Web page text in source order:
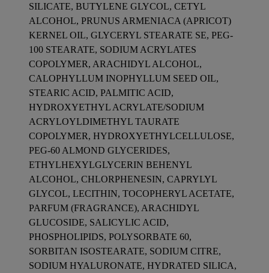
SILICATE, BUTYLENE GLYCOL, CETYL
ALCOHOL, PRUNUS ARMENIACA (APRICOT)
KERNEL OIL, GLYCERYL STEARATE SE, PEG-
100 STEARATE, SODIUM ACRYLATES
COPOLYMER, ARACHIDYL ALCOHOL,
CALOPHYLLUM INOPHYLLUM SEED OIL,
STEARIC ACID, PALMITIC ACID,
HYDROXYETHYL ACRYLATE/SODIUM
ACRYLOYLDIMETHYL TAURATE
COPOLYMER, HYDROXYETHYLCELLULOSE,
PEG-60 ALMOND GLYCERIDES,
ETHYLHEXYLGLYCERIN BEHENYL
ALCOHOL, CHLORPHENESIN, CAPRYLYL
GLYCOL, LECITHIN, TOCOPHERYL ACETATE,
PARFUM (FRAGRANCE), ARACHIDYL
GLUCOSIDE, SALICYLIC ACID,
PHOSPHOLIPIDS, POLYSORBATE 60,
SORBITAN ISOSTEARATE, SODIUM CITRE,
SODIUM HYALURONATE, HYDRATED SILICA,